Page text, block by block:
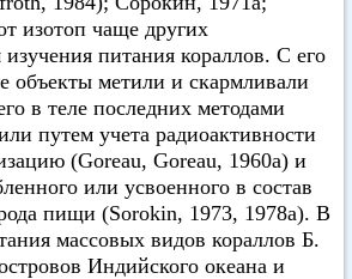
изотоп чаще других
изучения питания кораллов. С его
метили и скармливали
в теле последних методами
путем учета радиоактивности
(Goreau, Goreau, 1960а) и
или усвоенного в состав
пищи (Sorokin, 1973, 1978а). В
массовых видов кораллов Б.
Индийского океана и